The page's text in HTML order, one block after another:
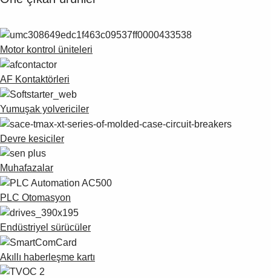
Motor kontrol üniteleri
AF Kontaktörleri
Yumuşak yolvericiler
Devre kesiciler
Muhafazalar
PLC Otomasyon
Endüstriyel sürücüler
Akıllı haberleşme kartı